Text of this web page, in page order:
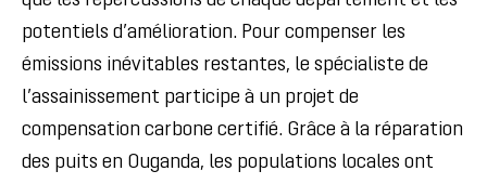
potentiels d’amélioration. Pour compenser les
émissions inévitables restantes, le spécialiste de
l’assainissement participe à un projet de
compensation carbone certifié. Grâce à la réparation
des puits en Ouganda, les populations locales ont